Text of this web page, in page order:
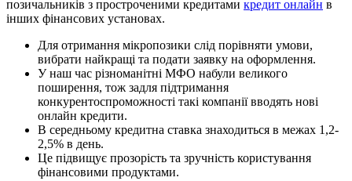
позичальників з простроченими кредитами кредит онлайн в
інших фінансових установах.
Для отримання мікропозики слід порівняти умови,
вибрати найкращі та подати заявку на оформлення.
У наш час різноманітні МФО набули великого
поширення, тож задля підтримання
конкурентоспроможності такі компанії вводять нові
онлайн кредити.
В середньому кредитна ставка знаходиться в межах 1,2-
2,5% в день.
Це підвищує прозорість та зручність користування
фінансовими продуктами.